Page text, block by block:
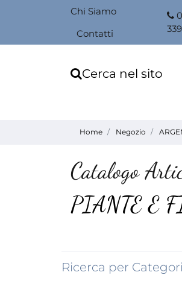
Chi Siamo
Contatti
Cerca nel sito
Home Negozio
Catalogo
PIANTE E
Ricerca per